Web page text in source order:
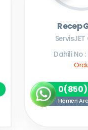
Recep
ServisJET
Dahili No
0(850)
Hemen Ara